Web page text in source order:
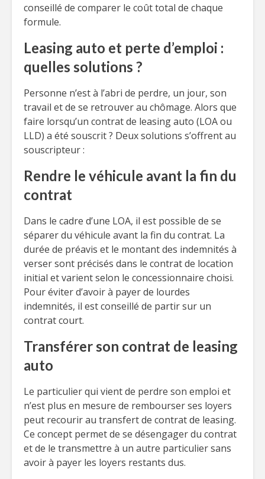
conseillé de comparer le coût total de chaque
formule.
Leasing auto et perte d’emploi :
quelles solutions ?
Personne n’est à l’abri de perdre, un jour, son
travail et de se retrouver au chômage. Alors que
faire lorsqu’un contrat de leasing auto (LOA ou
LLD) a été souscrit ? Deux solutions s’offrent au
souscripteur :
Rendre le véhicule avant la fin du
contrat
Dans le cadre d’une LOA, il est possible de se
séparer du véhicule avant la fin du contrat. La
durée de préavis et le montant des indemnités à
verser sont précisés dans le contrat de location
initial et varient selon le concessionnaire choisi.
Pour éviter d’avoir à payer de lourdes
indemnités, il est conseillé de partir sur un
contrat court.
Transférer son contrat de leasing
auto
Le particulier qui vient de perdre son emploi et
n’est plus en mesure de rembourser ses loyers
peut recourir au transfert de contrat de leasing.
Ce concept permet de se désengager du contrat
et de le transmettre à un autre particulier sans
avoir à payer les loyers restants dus.